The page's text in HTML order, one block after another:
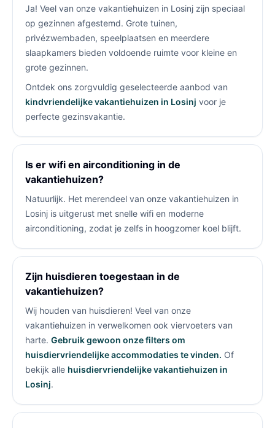
Ja! Veel van onze vakantiehuizen in Losinj zijn speciaal
op gezinnen afgestemd. Grote tuinen,
privézwembaden, speelplaatsen en meerdere
slaapkamers bieden voldoende ruimte voor kleine en
grote gezinnen.
Ontdek ons zorgvuldig geselecteerde aanbod van
kindvriendelijke vakantiehuizen in Losinj voor je
perfecte gezinsvakantie.
Is er wifi en airconditioning in de
vakantiehuizen?
Natuurlijk. Het merendeel van onze vakantiehuizen in
Losinj is uitgerust met snelle wifi en moderne
airconditioning, zodat je zelfs in hoogzomer koel blijft.
Zijn huisdieren toegestaan in de
vakantiehuizen?
Wij houden van huisdieren! Veel van onze
vakantiehuizen in verwelkomen ook viervoeters van
harte. Gebruik gewoon onze filters om
huisdiervriendelijke accommodaties te vinden. Of
bekijk alle huisdiervriendelijke vakantiehuizen in
Losinj.